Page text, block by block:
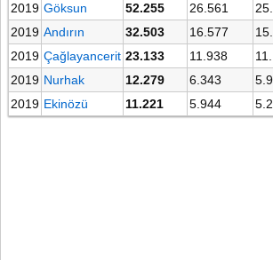
2019 Göksun 52.255 26.561
2019 Andırın 32.503 16.577
2019 Çağlayancerit 23.133 11.938
2019 Nurhak 12.279 6.343
2019 Ekinözü 11.221 5.944